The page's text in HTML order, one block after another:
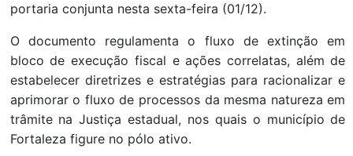
portaria conjunta nesta sexta-feira (01/12).
O documento regulamenta o fluxo de extinção em
bloco de execução fiscal e ações correlatas, além de
estabelecer diretrizes e estratégias para racionalizar e
aprimorar o fluxo de processos da mesma natureza em
trâmite na Justiça estadual, nos quais o município de
Fortaleza figure no pólo ativo.